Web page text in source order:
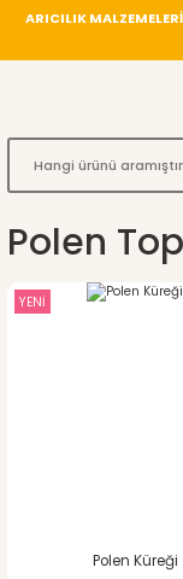
ARICILIK
Polen
YENİ
Polen Küreği